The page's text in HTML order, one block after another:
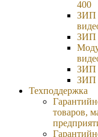
400
ЗИП
ЗИП
ЗИП
ЗИП
Техподдержка
товаров,